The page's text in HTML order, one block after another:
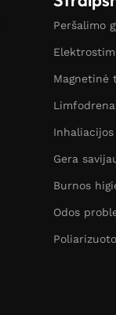
Peršalimo
Magnetinė
Inhaliacijos
Gera
Burnos
Odos